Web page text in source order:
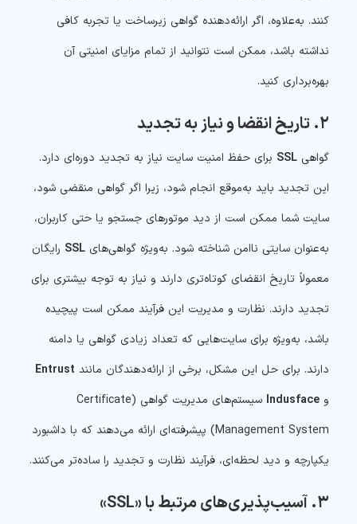
کنند. به‌علاوه، اگر ارائه‌دهنده گواهی زیرساخت یا تجربه کافی
نداشته باشد، ممکن است نتوانید از تمام مزایای امنیتی آن
بهره‌برداری کنید.
۲. تاریخ انقضا و نیاز به تجدید
گواهی SSL برای حفظ امنیت سایت نیاز به تجدید دوره‌ای دارد.
این تجدید باید به‌موقع انجام شود، زیرا اگر گواهی منقضی شود،
سایت شما ممکن است از دید موتورهای جستجو یا حتی کاربران،
به‌عنوان سایتی ناامن شناخته شود. به‌ویژه گواهی‌های SSL رایگان
معمولاً تاریخ انقضای کوتاه‌تری دارند و نیاز به توجه بیشتری برای
تجدید دارند. نظارت و مدیریت این فرآیند ممکن است پیچیده
باشد، به‌ویژه برای سایت‌هایی که تعداد زیادی گواهی یا دامنه
دارند. برای حل این مشکل، برخی از ارائه‌دهندگان مانند Entrust
و Indusface
سیستم‌های مدیریت گواهی (Certificate
Management System) پیشرفته‌ای ارائه می‌دهند که با داشبورد
یکپارچه و دید لحظه‌ای، فرآیند نظارت و تجدید را ساده‌تر می‌کنند.
۳. آسیب‌پذیری‌های مرتبط با «SSL»